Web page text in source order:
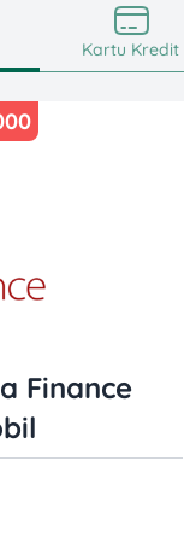
Kartu Kredit
Finance